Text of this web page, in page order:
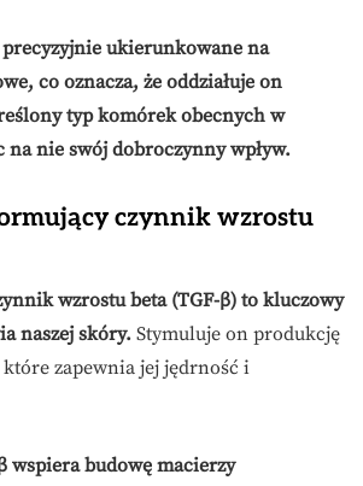
precyzyjnie ukierunkowane na
co oznacza, że oddziałuje on
typ komórek obecnych w
na nie swój dobroczynny wpływ.
czynnik wzrostu
wzrostu beta (TGF-β) to kluczowy
naszej skóry.Stymuluje on produkcję
zapewnia jej jędrność i
wspiera budowę macierzy